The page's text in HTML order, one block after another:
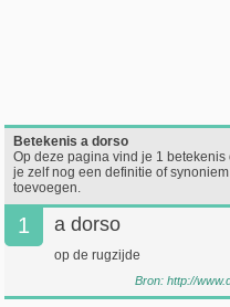
Betekenis a dorso
Op deze pagina vind je 1 betekenis
je zelf nog een definitie of
toevoegen.
1 a dorso
op de rugzijde
Bron: http://